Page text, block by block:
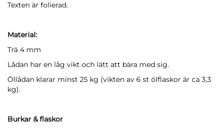
Texten är folierad.
Material:
Trä 4 mm
Lådan har en låg vikt och lätt att bära med sig.
Öllådan klarar minst 25 kg (vikten av 6 st ölflaskor är ca 3,3
kg).
Burkar & flaskor